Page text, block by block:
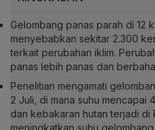
Gelombang panas parah di 12
menyebabkan sekitar 2.300
terkait perubahan iklim.
panas lebih panas dan
Penelitian mengamati
2 Juli, di mana suhu mencapai
dan kebakaran hutan terjadi di